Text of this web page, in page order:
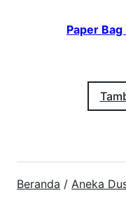
Paper
Beranda / Aneka